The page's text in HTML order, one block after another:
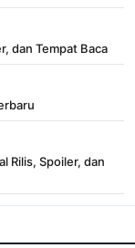
dan Tempat Baca
Rilis, Spoiler, dan